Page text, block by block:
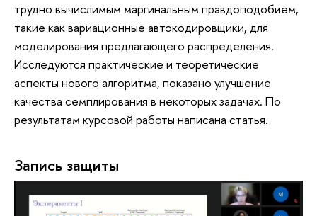
трудно вычислимым маргинальным правдоподобием,
такие как вариационные автокодировщики, для
моделирования предлагающего распределения.
Исследуются практические и теоретические
аспекты нового алгоритма, показано улучшение
качества семплирования в некоторых задачах. По
результатам курсовой работы написана статья.
Запись защиты